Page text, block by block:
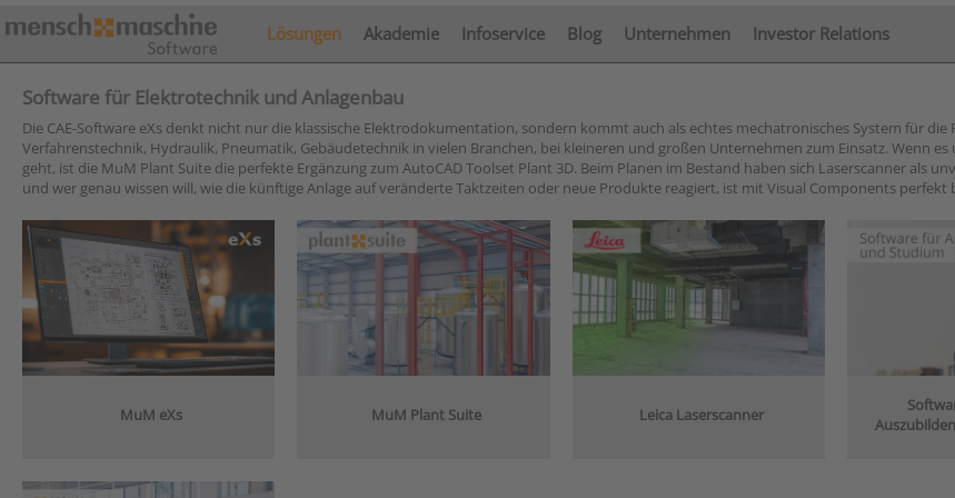
Lösungen Akademie Infoservice Blog Unternehmen Investor Relations
Software für Elektrotechnik und Anlagenbau
Die CAE-Software eXs denkt nicht nur die klassische Elektrodokumentation, sondern kommt auch als echtes mechatronisches System für die
Verfahrenstechnik, Hydraulik, Pneumatik, Gebäudetechnik in vielen Branchen, bei kleineren und großen Unternehmen zum Einsatz. Wenn
geht, ist die MuM Plant Suite die perfekte Ergänzung zum AutoCAD Toolset Plant 3D. Beim Planen im Bestand haben sich Laserscanner als
und wer genau wissen will, wie die künftige Anlage auf veränderte Taktzeiten oder neue Produkte reagiert, ist mit Visual Components perfekt
MuM eXs MuM Plant Suite Leica Laserscanner